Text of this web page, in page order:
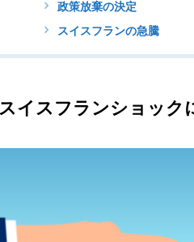
政策放棄の決定
スイスフランの急騰
スイスフランショック